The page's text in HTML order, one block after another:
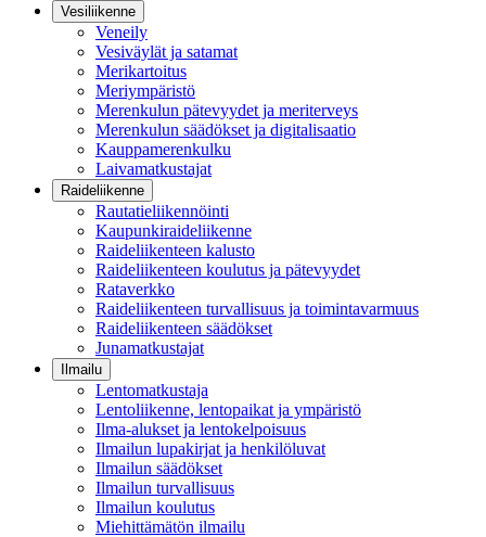
Vesiliikenne
Veneily
Vesiväylät ja satamat
Merikartoitus
Meriympäristö
Merenkulun pätevyydet ja meriterveys
Merenkulun säädökset ja digitalisaatio
Kauppamerenkulku
Laivamatkustajat
Raideliikenne
Rautatieliikennöinti
Kaupunkiraideliikenne
Raideliikenteen kalusto
Raideliikenteen koulutus ja pätevyydet
Rataverkko
Raideliikenteen turvallisuus ja toimintavarmuus
Raideliikenteen säädökset
Junamatkustajat
Ilmailu
Lentomatkustaja
Lentoliikenne, lentopaikat ja ympäristö
Ilma-alukset ja lentokelpoisuus
Ilmailun lupakirjat ja henkilöluvat
Ilmailun säädökset
Ilmailun turvallisuus
Ilmailun koulutus
Miehittämätön ilmailu